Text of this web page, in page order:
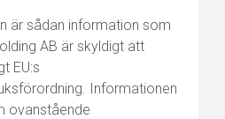
är sådan information som
AB är skyldigt att
EU:s
Informationen
ovanstående